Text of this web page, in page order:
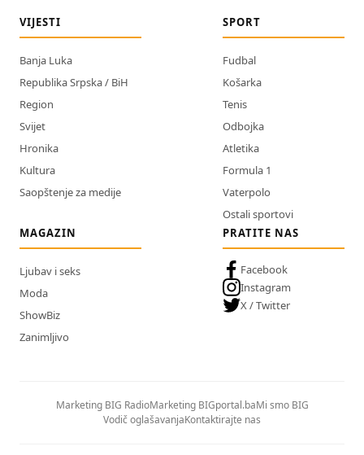
VIJESTI
Banja Luka
Republika Srpska / BiH
Region
Svijet
Hronika
Kultura
Saopštenje za medije
SPORT
Fudbal
Košarka
Tenis
Odbojka
Atletika
Formula 1
Vaterpolo
Ostali sportovi
MAGAZIN
Ljubav i seks
Moda
ShowBiz
Zanimljivo
PRATITE NAS
Facebook
Instagram
X / Twitter
Marketing BIG RadioMarketing BIGportal.baMi smo BIG
Vodič oglašavanjaKontaktirajte nas